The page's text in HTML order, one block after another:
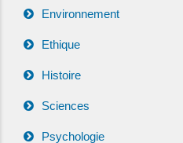
Environnement
Ethique
Histoire
Sciences
Psychologie